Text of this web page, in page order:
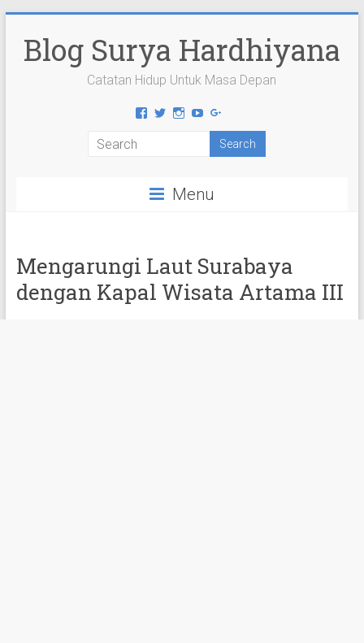
content
Blog Surya Hardhiyana
Catatan Hidup Untuk Masa Depan
ViewViewViewView
profileprofile
on
Menu
Mengarungi Laut Surabaya
dengan Kapal Wisata Artama III